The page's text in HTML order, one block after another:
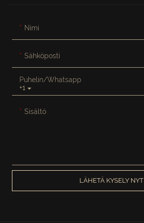
Nimi
Sähköposti
+1
Puhelin/whatsapp
Sisältö
LÄHETÄ KYSELY NYT